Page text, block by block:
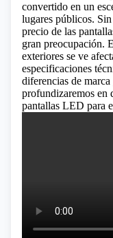
convertido en un
lugares públicos.
precio de las
gran preocupación.
exteriores se ve
especificaciones
diferencias de
profundizaremos en
pantallas LED para